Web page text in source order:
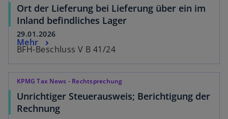
Ort der Lieferung bei Lieferung über ein im
Inland befindliches Lager
29.01.2026
BFH-Beschluss V B 41/24
Mehr
KPMG Tax News - Rechtsprechung
Unrichtiger Steuerausweis; Berichtigung der
Rechnung